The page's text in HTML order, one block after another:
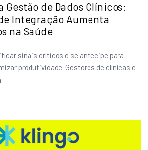
de Dados Clínicos:
Integração Aumenta
na Saúde
sinais críticos e se antecipe para
produtividade. Gestores de clínicas e